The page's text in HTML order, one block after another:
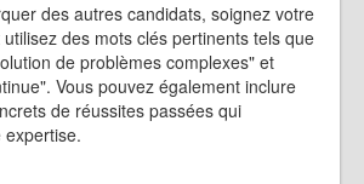
des autres candidats, soignez votre
des mots clés pertinents tels que
de problèmes complexes" et
Vous pouvez également inclure
de réussites passées qui